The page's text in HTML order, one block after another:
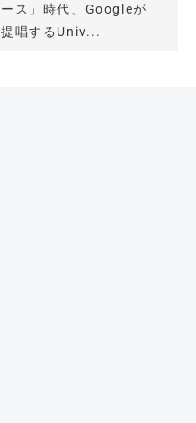
ース」時代、Googleが
提唱するUniv...